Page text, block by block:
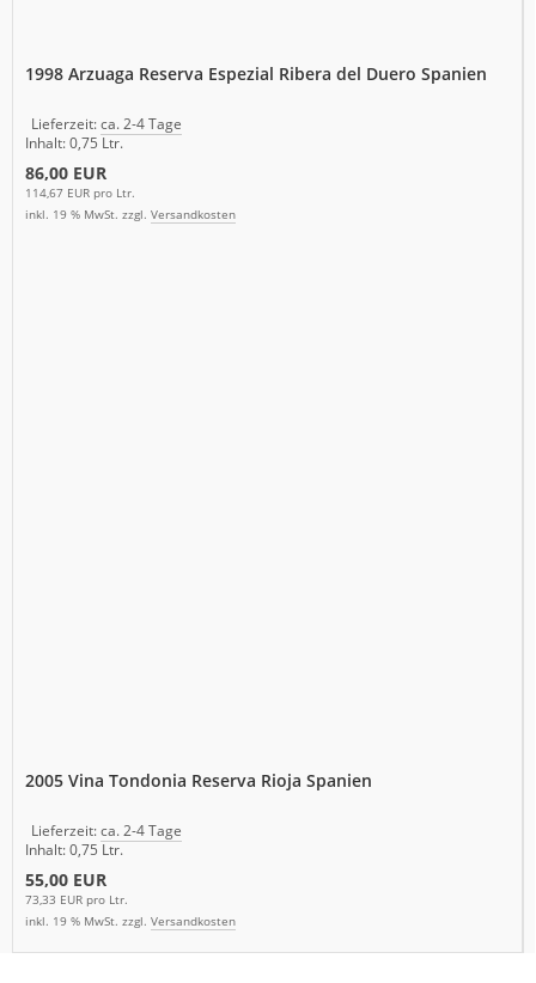
1998 Arzuaga Reserva Espezial Ribera del Duero Spanien
Lieferzeit:ca. 2-4 Tage
Inhalt: 0,75 Ltr.
86,00 EUR
114,67 EUR pro Ltr.
inkl. 19 % MwSt. zzgl. Versandkosten
2005 Vina Tondonia Reserva Rioja Spanien
Lieferzeit:ca. 2-4 Tage
Inhalt: 0,75 Ltr.
55,00 EUR
73,33 EUR pro Ltr.
inkl. 19 % MwSt. zzgl. Versandkosten